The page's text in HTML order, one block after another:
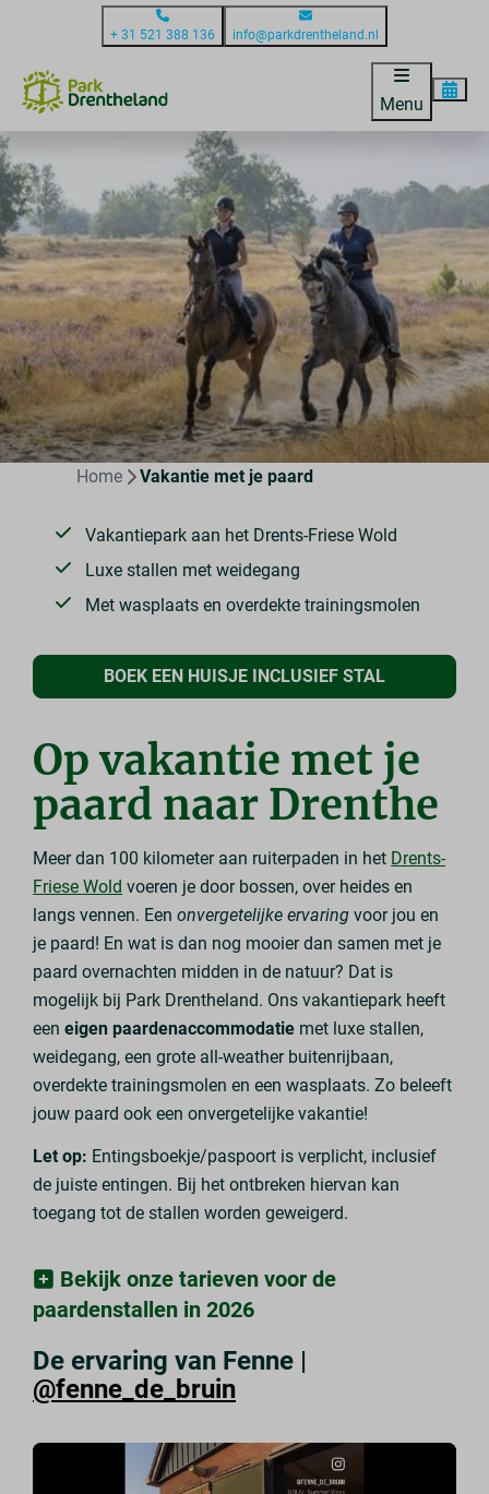
+ 31 521 388 136 info@parkdrentheland.nl
Menu
Home Vakantie met je paard
Vakantiepark aan het Drents-Friese Wold
Luxe stallen met weidegang
Met wasplaats en overdekte trainingsmolen
BOEK EEN HUISJE INCLUSIEF STAL
Op vakantie met je
paard naar Drenthe
Meer dan 100 kilometer aan ruiterpaden in het Drents-
Friese Wold voeren je door bossen, over heides en
langs vennen. Eenonvergetelijke ervaring voor jou en
je paard! En wat is dan nog mooier dan samen met je
paard overnachten midden in de natuur? Dat is
mogelijk bij Park Drentheland. Ons vakantiepark heeft
eeneigen paardenaccommodatie met luxe stallen,
weidegang, een grote all-weather buitenrijbaan,
overdekte trainingsmolen en een wasplaats. Zo beleeft
jouw paard ook een onvergetelijke vakantie!
Let op: Entingsboekje/paspoort is verplicht, inclusief
de juiste entingen. Bij het ontbreken hiervan kan
toegang tot de stallen worden geweigerd.
Bekijk onze tarieven voor de
paardenstallen in 2026
De ervaring van Fenne |
@fenne_de_bruin